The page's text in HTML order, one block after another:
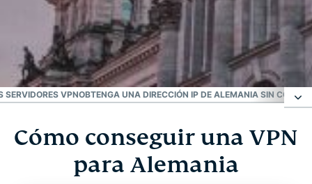
LA VPN #1
La mejor VPN alemana
SERVIDORES VPNOBTENGA UNA DIRECCIÓN IP DE ALEMANIA SIN
Cómo conseguir una VPN para Alemania
Elija una ubicación de servidores en Alemania
Cómo conseguir una VPN
para Alemania